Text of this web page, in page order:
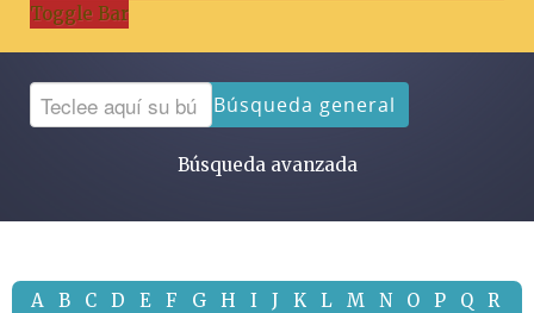
Toggle Bar
Búsqueda general
Búsqueda avanzada
A B C D E F G H I J K L M N O P Q
R